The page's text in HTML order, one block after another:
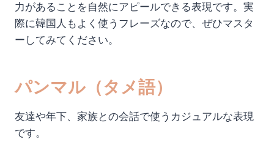
力があることを自然にアピールできる表現です。実
際に韓国人もよく使うフレーズなので、ぜひマスタ
ーしてみてください。
パンマル（タメ語）
友達や年下、家族との会話で使うカジュアルな表現
です。